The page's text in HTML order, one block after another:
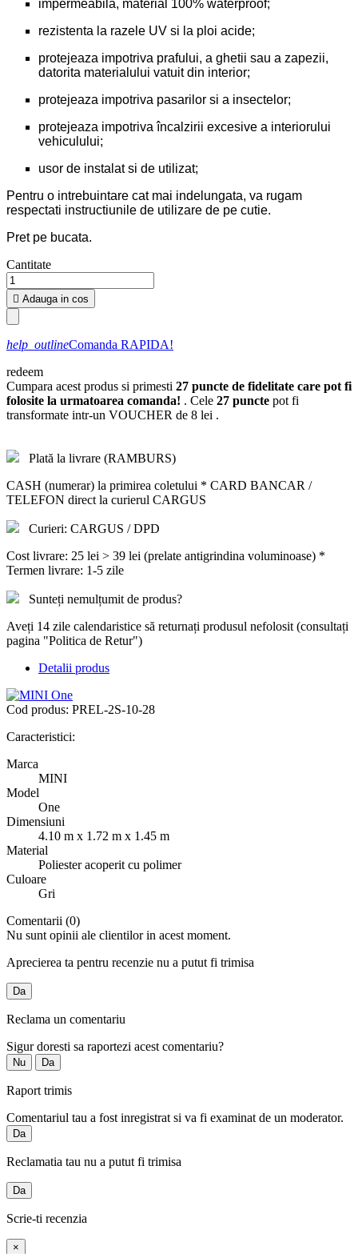
impermeabila, material 100% waterproof;
rezistenta la razele UV si la ploi acide;
protejeaza impotriva prafului, a ghetii sau a zapezii,
datorita materialului vatuit din interior;
protejeaza impotriva pasarilor si a insectelor;
protejeaza impotriva încalzirii excesive a interiorului
vehiculului;
usor de instalat si de utilizat;
Pentru o intrebuintare cat mai indelungata, va rugam
respectati instructiunile de utilizare de pe cutie.
Pret pe bucata.
Cantitate
 Adauga in cos
help_outlineComanda RAPIDA!
redeem
Cumpara acest produs si primesti 27 puncte de fidelitate care pot fi
folosite la urmatoarea comanda! . Cele 27 puncte pot fi
transformate intr-un VOUCHER de 8 lei .
Plată la livrare (RAMBURS)
CASH (numerar) la primirea coletului * CARD BANCAR /
TELEFON direct la curierul CARGUS
Curieri: CARGUS / DPD
Cost livrare: 25 lei > 39 lei (prelate antigrindina voluminoase) *
Termen livrare: 1-5 zile
Sunteți nemulțumit de produs?
Aveți 14 zile calendaristice să returnați produsul nefolosit (consultați
pagina "Politica de Retur")
Detalii produs
Cod produs: PREL-2S-10-28
Caracteristici:
Marca
MINI
Model
One
Dimensiuni
4.10 m x 1.72 m x 1.45 m
Material
Poliester acoperit cu polimer
Culoare
Gri
Comentarii (0)
Nu sunt opinii ale clientilor in acest moment.
Aprecierea ta pentru recenzie nu a putut fi trimisa
Da
Reclama un comentariu
Sigur doresti sa raportezi acest comentariu?
Nu Da
Raport trimis
Comentariul tau a fost inregistrat si va fi examinat de un moderator.
Da
Reclamatia tau nu a putut fi trimisa
Da
Scrie-ti recenzia
×